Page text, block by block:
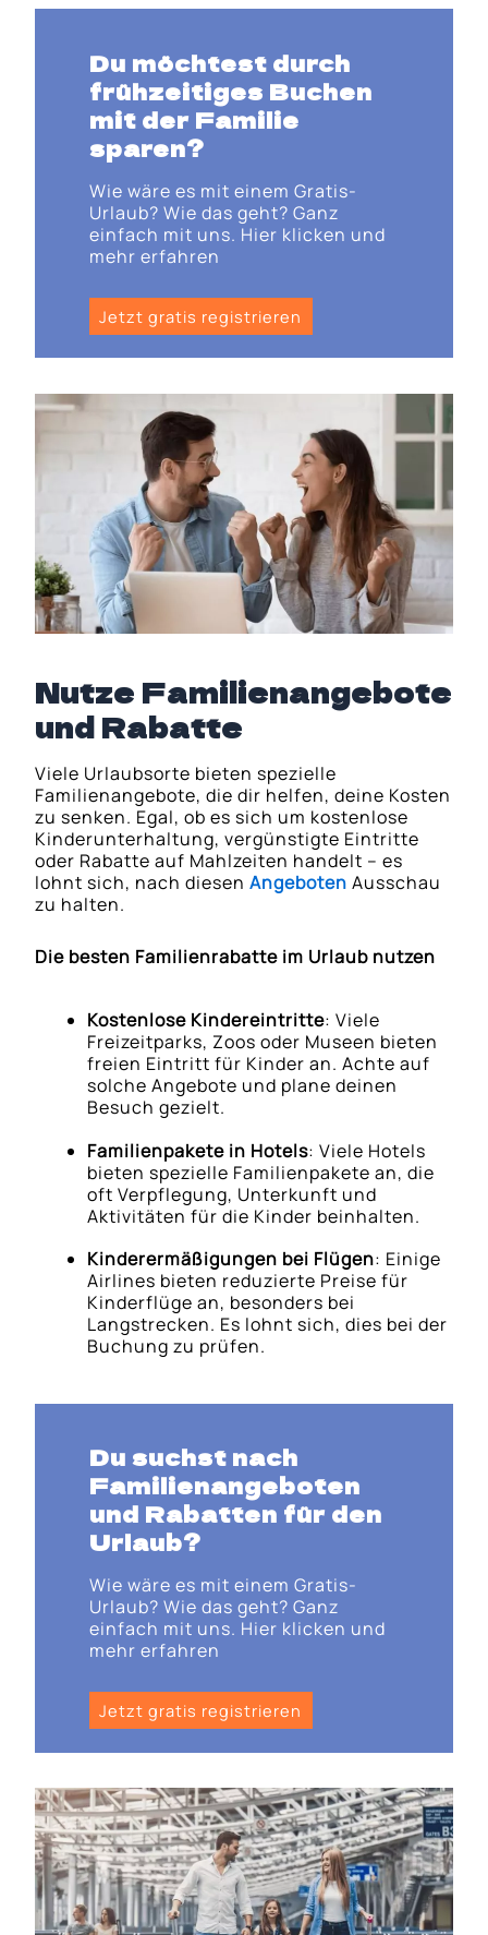
Du möchtest durch
frühzeitiges Buchen
mit der Familie
sparen?
Wie wäre es mit einem Gratis-
Urlaub? Wie das geht? Ganz
einfach mit uns. Hier klicken und
mehr erfahren
Jetzt gratis registrieren
Nutze Familienangebote
und Rabatte
Viele Urlaubsorte bieten spezielle
Familienangebote, die dir helfen, deine Kosten
zu senken. Egal, ob es sich um kostenlose
Kinderunterhaltung, vergünstigte Eintritte
oder Rabatte auf Mahlzeiten handelt – es
lohnt sich, nach diesenAngeboten Ausschau
zu halten.
Die besten Familienrabatte im Urlaub nutzen
Kostenlose Kindereintritte: Viele
Freizeitparks, Zoos oder Museen bieten
freien Eintritt für Kinder an. Achte auf
solche Angebote und plane deinen
Besuch gezielt.
Familienpakete in Hotels: Viele Hotels
bieten spezielle Familienpakete an, die
oft Verpflegung, Unterkunft und
Aktivitäten für die Kinder beinhalten.
Kinderermäßigungen bei Flügen: Einige
Airlines bieten reduzierte Preise für
Kinderflüge an, besonders bei
Langstrecken. Es lohnt sich, dies bei der
Buchung zu prüfen.
Du suchst nach
Familienangeboten
und Rabatten für den
Urlaub?
Wie wäre es mit einem Gratis-
Urlaub? Wie das geht? Ganz
einfach mit uns. Hier klicken und
mehr erfahren
Jetzt gratis registrieren